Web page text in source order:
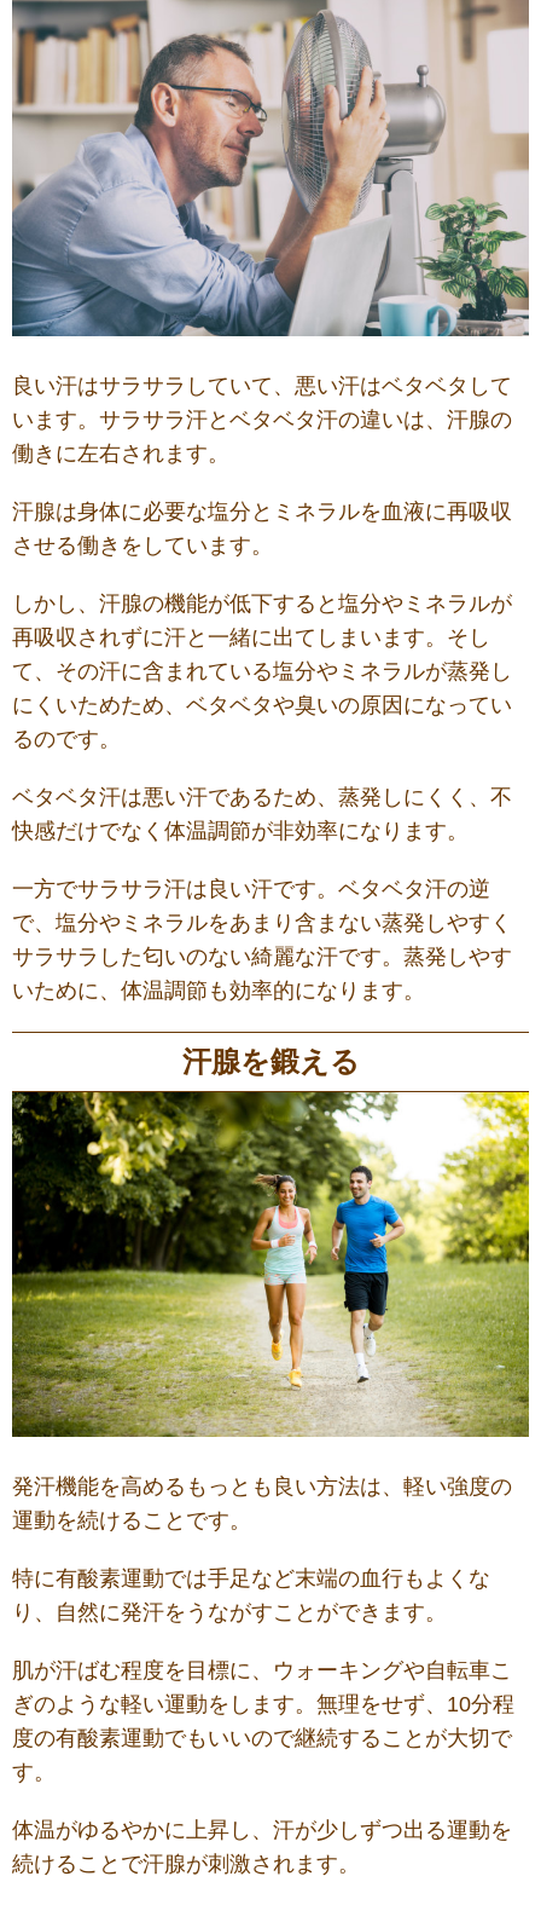
良い汗はサラサラしていて、悪い汗はベタベタして
います。サラサラ汗とベタベタ汗の違いは、汗腺の
働きに左右されます。
汗腺は身体に必要な塩分とミネラルを血液に再吸収
させる働きをしています。
しかし、汗腺の機能が低下すると塩分やミネラルが
再吸収されずに汗と一緒に出てしまいます。そし
て、その汗に含まれている塩分やミネラルが蒸発し
にくいためため、ベタベタや臭いの原因になってい
るのです。
ベタベタ汗は悪い汗であるため、蒸発しにくく、不
快感だけでなく体温調節が非効率になります。
一方でサラサラ汗は良い汗です。ベタベタ汗の逆
で、塩分やミネラルをあまり含まない蒸発しやすく
サラサラした匂いのない綺麗な汗です。蒸発しやす
いために、体温調節も効率的になります。
汗腺を鍛える
発汗機能を高めるもっとも良い方法は、軽い強度の
運動を続けることです。
特に有酸素運動では手足など末端の血行もよくな
り、自然に発汗をうながすことができます。
肌が汗ばむ程度を目標に、ウォーキングや自転車こ
ぎのような軽い運動をします。無理をせず、10分程
度の有酸素運動でもいいので継続することが大切で
す。
体温がゆるやかに上昇し、汗が少しずつ出る運動を
続けることで汗腺が刺激されます。